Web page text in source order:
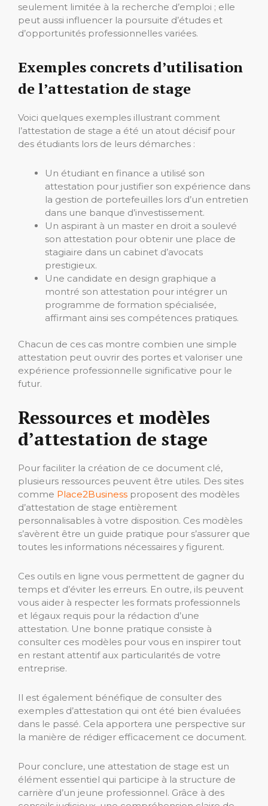
seulement limitée à la recherche d’emploi ; elle
peut aussi influencer la poursuite d’études et
d’opportunités professionnelles variées.
Exemples concrets d’utilisation
de l’attestation de stage
Voici quelques exemples illustrant comment
l’attestation de stage a été un atout décisif pour
des étudiants lors de leurs démarches :
Un étudiant en finance a utilisé son
attestation pour justifier son expérience dans
la gestion de portefeuilles lors d’un entretien
dans une banque d’investissement.
Un aspirant à un master en droit a soulevé
son attestation pour obtenir une place de
stagiaire dans un cabinet d’avocats
prestigieux.
Une candidate en design graphique a
montré son attestation pour intégrer un
programme de formation spécialisée,
affirmant ainsi ses compétences pratiques.
Chacun de ces cas montre combien une simple
attestation peut ouvrir des portes et valoriser une
expérience professionnelle significative pour le
futur.
Ressources et modèles
d’attestation de stage
Pour faciliter la création de ce document clé,
plusieurs ressources peuvent être utiles. Des sites
comme Place2Business proposent des modèles
d’attestation de stage entièrement
personnalisables à votre disposition. Ces modèles
s’avèrent être un guide pratique pour s’assurer que
toutes les informations nécessaires y figurent.
Ces outils en ligne vous permettent de gagner du
temps et d’éviter les erreurs. En outre, ils peuvent
vous aider à respecter les formats professionnels
et légaux requis pour la rédaction d’une
attestation. Une bonne pratique consiste à
consulter ces modèles pour vous en inspirer tout
en restant attentif aux particularités de votre
entreprise.
Il est également bénéfique de consulter des
exemples d’attestation qui ont été bien évaluées
dans le passé. Cela apportera une perspective sur
la manière de rédiger efficacement ce document.
Pour conclure, une attestation de stage est un
élément essentiel qui participe à la structure de
carrière d’un jeune professionnel. Grâce à des